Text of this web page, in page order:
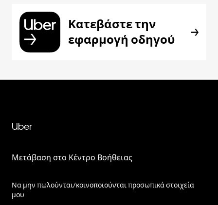
Κατεβάστε την
εφαρμογή οδηγού
Uber
Μετάβαση στο Κέντρο Βοήθειας
Να μην πωλούνται/κοινοποιούνται προσωπικά στοιχεία
μου